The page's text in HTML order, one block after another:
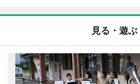
見る・遊ぶ